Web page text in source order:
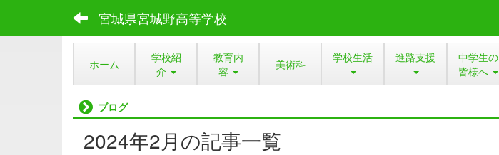
宮城県宮城野高等学校
ホーム
学校紹
介
教育内
容
美術科 学校生活 進路支援
中学生の
皆様へ
ブログ
2024年2月の記事一覧